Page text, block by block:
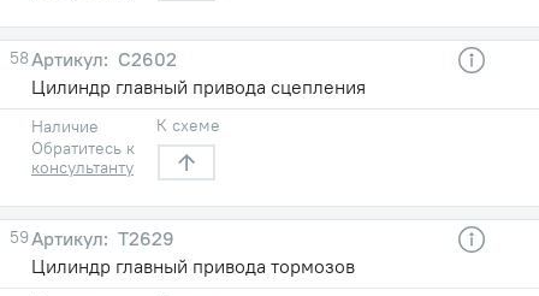
58
С2602
Цилиндр главный привода сцепления
Наличие
Обратитесь к
консультанту
К схеме
59
Т2629
Цилиндр главный привода тормозов